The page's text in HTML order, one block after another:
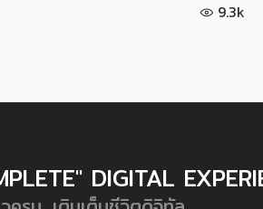
9.3k
DIGITAL